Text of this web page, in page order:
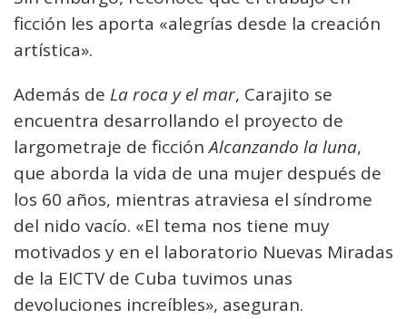
ficción les aporta «alegrías desde la creación
artística».
Además de La roca y el mar, Carajito se
encuentra desarrollando el proyecto de
largometraje de ficciónAlcanzando la luna,
que aborda la vida de una mujer después de
los 60 años, mientras atraviesa el síndrome
del nido vacío. «El tema nos tiene muy
motivados y en el laboratorio Nuevas Miradas
de la EICTV de Cuba tuvimos unas
devoluciones increíbles», aseguran.